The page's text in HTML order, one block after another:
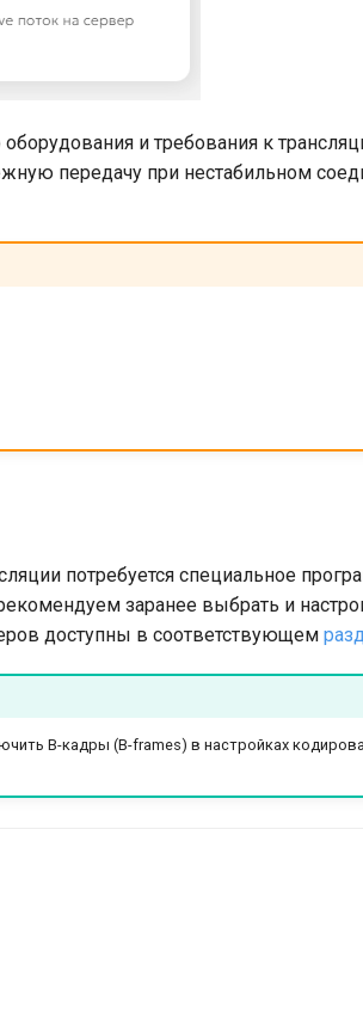
и требования к
передачу при нестабильном
потребуется специальное
заранее выбрать и
доступны в соответствующем
B-кадры (B-frames) в настройках